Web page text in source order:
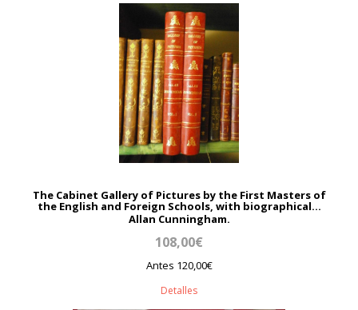
The Cabinet Gallery of Pictures by the First Masters of
the English and Foreign Schools, with biographical...
Allan Cunningham.
108,00€
Antes 120,00€
Detalles